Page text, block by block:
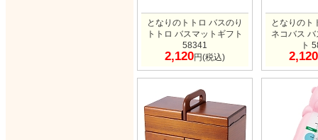
となりのトトロ バスのり
トトロ バスマットギフト
58341
2,120円(税込)
となりのト
ネコバス
ト
2,120